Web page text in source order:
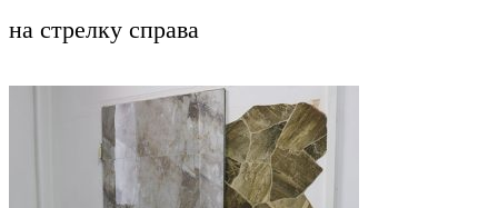
на стрелку справа